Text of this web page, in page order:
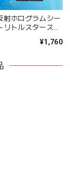
射ホログラムシー
リトルスタースカ
イプ） 30cm×30cm
¥1,760